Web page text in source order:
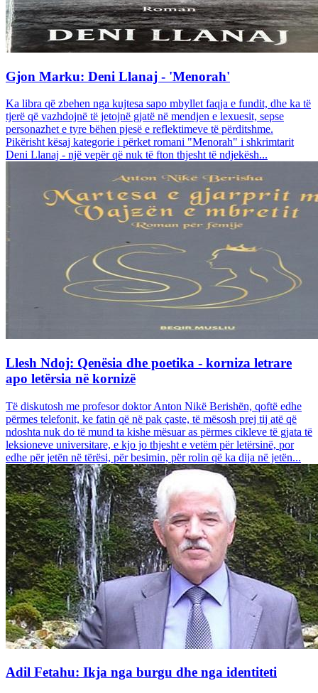
Gjon Marku: Deni Llanaj - 'Menorah'
Ka libra që zbehen nga kujtesa sapo mbyllet faqja e fundit, dhe ka të
tjerë që vazhdojnë të jetojnë gjatë në mendjen e lexuesit, sepse
personazhet e tyre bëhen pjesë e reflektimeve të përditshme.
Pikërisht kësaj kategorie i përket romani "Menorah" i shkrimtarit
Deni Llanaj - një vepër që nuk të fton thjesht të ndjekësh...
Llesh Ndoj: Qenësia dhe poetika - korniza letrare
apo letërsia në kornizë
Të diskutosh me profesor doktor Anton Nikë Berishën, qoftë edhe
përmes telefonit, ke fatin që në pak çaste, të mësosh prej tij atë që
ndoshta nuk do të mund ta kishe mësuar as përmes cikleve të gjata të
leksioneve universitare, e kjo jo thjesht e vetëm për letërsinë, por
edhe për jetën në tërësi, për besimin, për rolin që ka dija në jetën...
Adil Fetahu: Ikja nga burgu dhe nga identiteti